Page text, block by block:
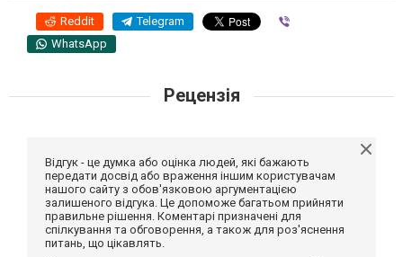
Reddit Telegram
WhatsApp
Рецензія
Відгук - це думка або оцінка людей, які бажають
передати досвід або враження іншим користувачам
нашого сайту з обов'язковою аргументацією
залишеного відгука. Це допоможе багатьом прийняти
правильне рішення. Коментарі призначені для
спілкування та обговорення, а також для роз'яснення
питань, що цікавлять.